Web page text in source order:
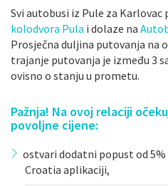
Svi autobusi iz Pule za Karlovac
kolodvora Pula i dolaze na
Prosječna duljina putovanja na
trajanje putovanja je između 3
ovisno o stanju u prometu.
Pažnja! Na ovoj relaciji
povoljne cijene:
ostvari dodatni popust od
Croatia aplikaciji,